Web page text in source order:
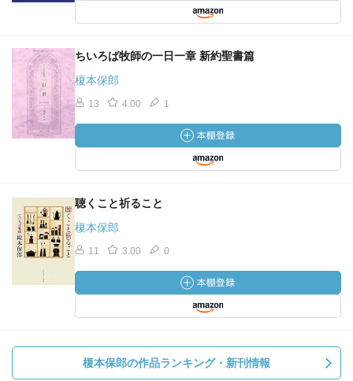
ちいろば牧師の一日一章 新約聖書篇
榎本保郎
13 4.00 1
聴くこと祈ること
榎本保郎
11 3.00 0
榎本保郎の作品ランキング・新刊情報